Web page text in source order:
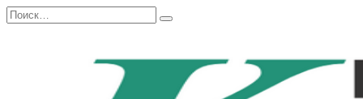
Перейти
к
Search
for: